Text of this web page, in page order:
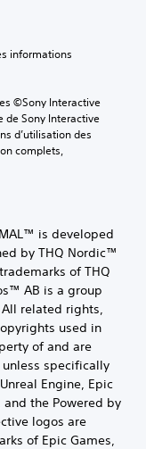
©Sony Interactive
de Sony Interactive
d’utilisation des
complets,
is developed
by THQ Nordic™
of THQ
AB is a group
related rights,
used in
of and are
unless specifically
Engine, Epic
and the Powered by
logos are
of Epic Games,